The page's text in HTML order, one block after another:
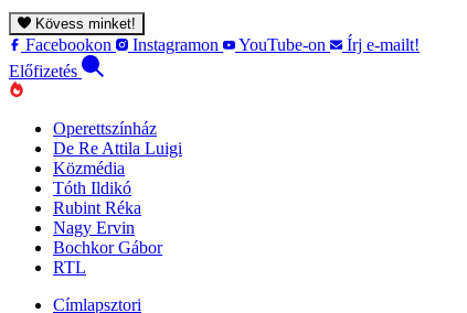
Kövess minket!
Facebookon Instagramon YouTube-on
Írj e-mailt!
Előfizetés
Operettszínház
De Re Attila Luigi
Közmédia
Tóth Ildikó
Rubint Réka
Nagy Ervin
Bochkor Gábor
RTL
Címlapsztori